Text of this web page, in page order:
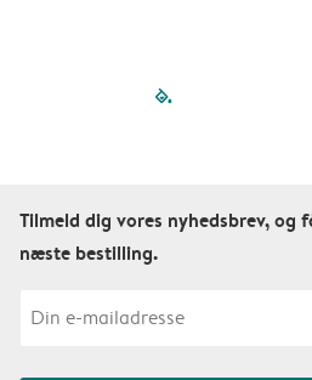
filled-
Tilmeld dig vores nyhedsbrev, og
næste bestilling.